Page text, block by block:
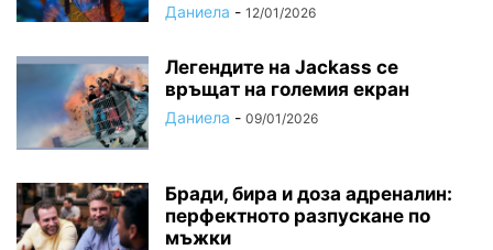
Даниела - 12/01/2026
Легендите на Jackass се
връщат на големия екран
Даниела - 09/01/2026
Бради, бира и доза адреналин:
перфектното разпускане по
мъжки